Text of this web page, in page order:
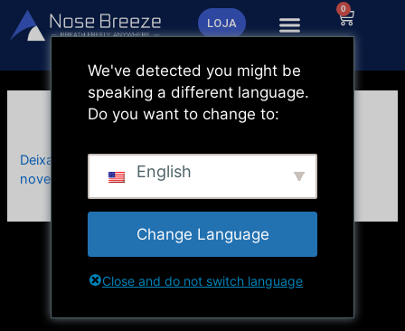
Saltar
para
conteúdo
LOJA
0
Antes e depois do teste
Deixar um comentário / Poradministrador/27 de
novembro de 2023
We've detected you might be
speaking a different language.
Do you want to change to:
English
Change Language
Close and do not switch language